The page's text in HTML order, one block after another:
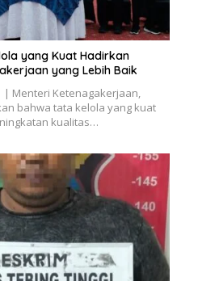
yang Kuat Hadirkan
yang Lebih Baik
Menteri Ketenagakerjaan,
bahwa tata kelola yang kuat
kualitas…